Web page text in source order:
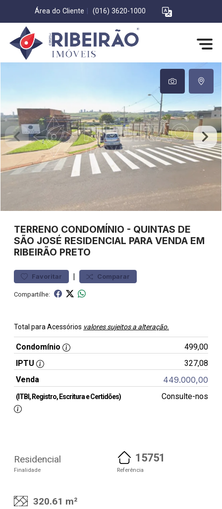
Área do Cliente (016) 3620-1000
TERRENO CONDOMÍNIO - QUINTAS DE
SÃO JOSÉ RESIDENCIAL PARA VENDA EM
RIBEIRÃO PRETO
Favoritar | Comparar
Compartilhe:
Total para Acessórios valores sujeitos a alteração.
Condomínio
499,00
IPTU
327,08
Venda
449.000,00
(ITBI, Registro, Escritura e Certidões) Consulte-nos
Residencial
Finalidade
15751
Referência
320.61 m²